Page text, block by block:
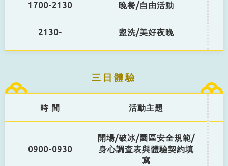
1700-2130 晚餐/自由活動
2130- 盥洗/美好夜晚
三日體驗
時 間 活動主題
0900-0930
開場/破冰/園區安全規範/
身心調查表與體驗契約填
寫